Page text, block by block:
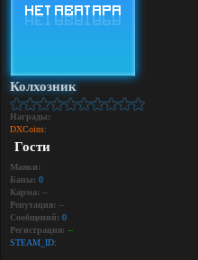
Колхозник
Награды:
DXCoins:
Гости
Маяки:
Баны: 0
Карма: --
Репутация: --
Сообщений: 0
Регистрация: --
STEAM_ID: